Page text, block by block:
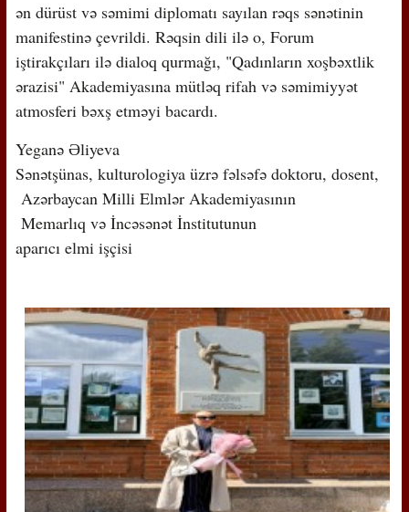
ən dürüst və səmimi diplomatı sayılan rəqs sənətinin
manifestinə çevrildi. Rəqsin dili ilə o, Forum
iştirakçıları ilə dialoq qurmağı, "Qadınların xoşbəxtlik
ərazisi" Akademiyasına mütləq rifah və səmimiyyət
atmosferi bəxş etməyi bacardı.
Yeganə Əliyeva
Sənətşünas, kulturologiya üzrə fəlsəfə doktoru, dosent,
Azərbaycan Milli Elmlər Akademiyasının
Memarlıq və İncəsənət İnstitutunun
aparıcı elmi işçisi